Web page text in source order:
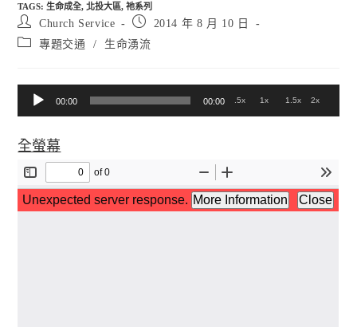
TAGS:生命成全, 北投大區, 祂系列
Post
author:
Church Service
Post
published:
2014 年 8 月 10 日
Post 專題交通 / 生命湧流
播
放
器
00:00 00:00 .5x 1x 1.5x 2x
全螢幕